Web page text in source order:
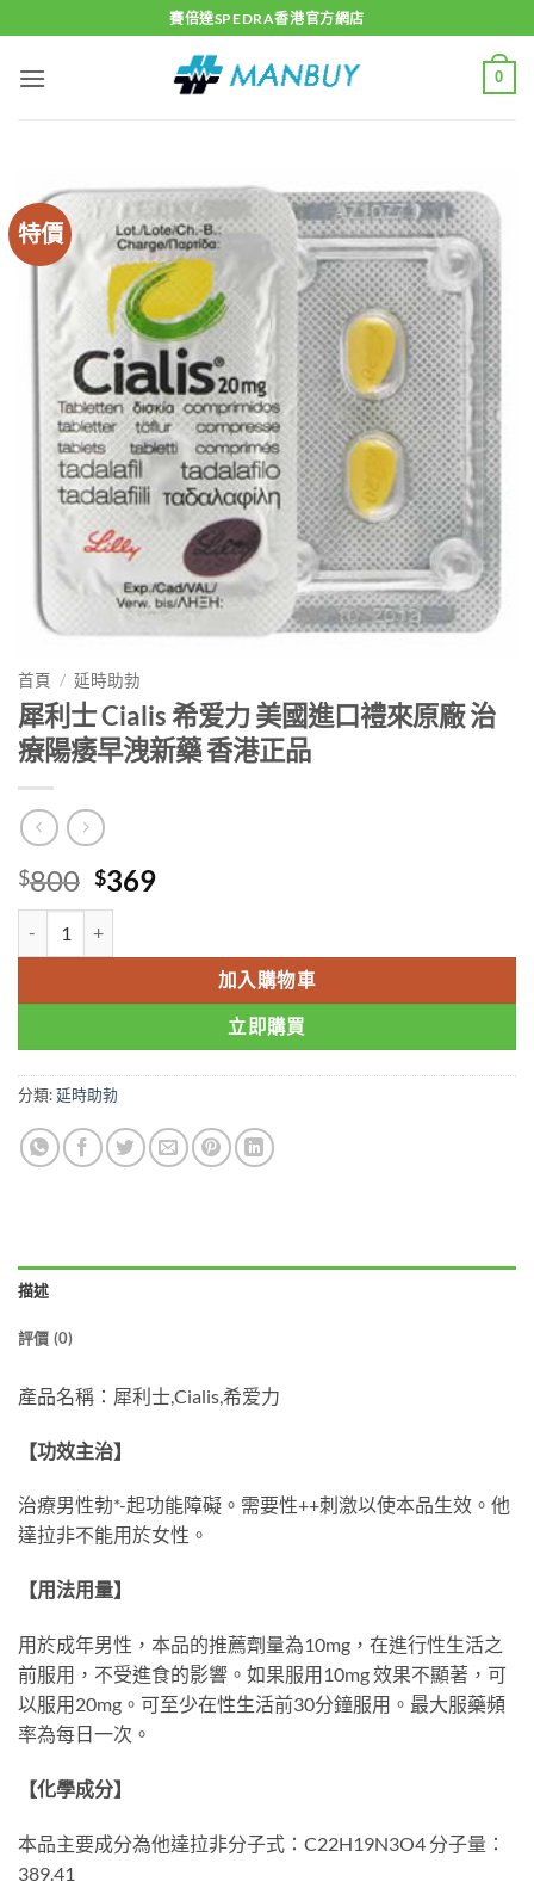
to
content
賽倍達SPEDRA香港官方網店
0
特價
首頁 / 延時助勃
犀利士 Cialis 希爱力 美國進口禮來原廠 治
療陽痿早洩新藥 香港正品
$800 Original
price
was:
$800.
$369Current
$369.加入購物車
立即購買
分類:延時助勃
描述
評價 (0)
產品名稱：犀利士,Cialis,希爱力
【功效主治】
治療男性勃*-起功能障礙。需要性++刺激以使本品生效。他
達拉非不能用於女性。
【用法用量】
用於成年男性，本品的推薦劑量為10mg，在進行性生活之
前服用，不受進食的影響。如果服用10mg 效果不顯著，可
以服用20mg。可至少在性生活前30分鐘服用。最大服藥頻
率為每日一次。
【化學成分】
本品主要成分為他達拉非分子式：C22H19N3O4 分子量：
389.41